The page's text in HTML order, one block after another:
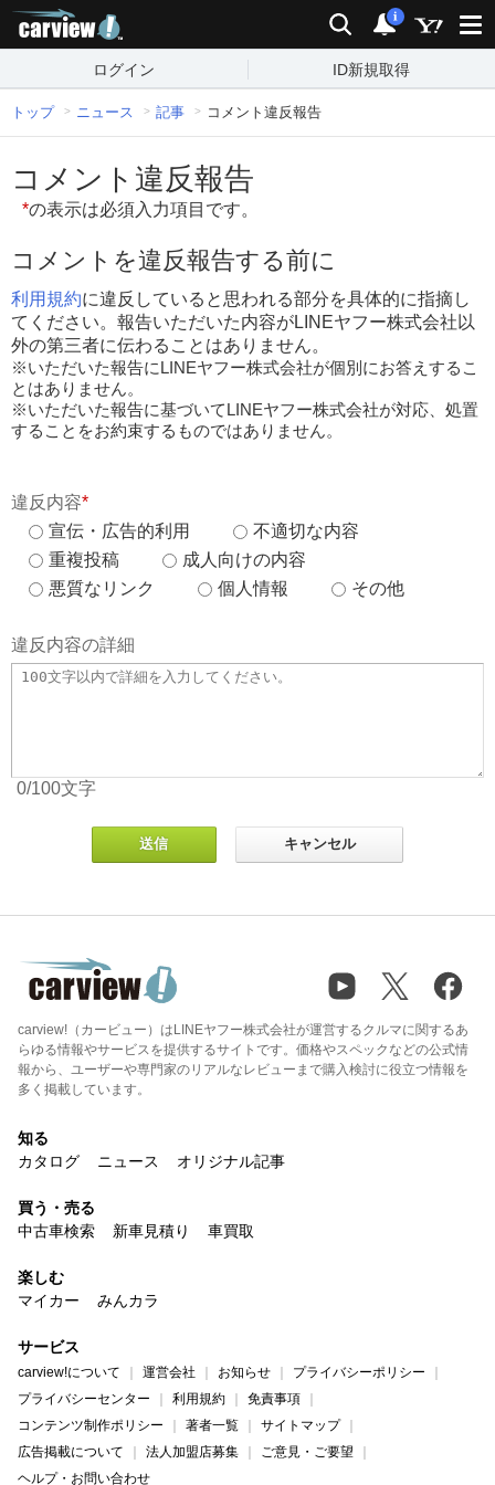
検索 通知
i
ログイン ID新規取得
トップ ニュース 記事 コメント違反報告
コメント違反報告
*の表示は必須入力項目です。
コメントを違反報告する前に
利用規約に違反していると思われる部分を具体的に指摘し
てください。報告いただいた内容がLINEヤフー株式会社以
外の第三者に伝わることはありません。
※いただいた報告にLINEヤフー株式会社が個別にお答えするこ
とはありません。
※いただいた報告に基づいてLINEヤフー株式会社が対応、処置
することをお約束するものではありません。
違反内容*
宣伝・広告的利用
不適切な内容
重複投稿
成人向けの内容
悪質なリンク
個人情報 その他
違反内容の詳細
0/100文字
carview!（カービュー）はLINEヤフー株式会社が運営するクルマに関するあ
らゆる情報やサービスを提供するサイトです。価格やスペックなどの公式情
報から、ユーザーや専門家のリアルなレビューまで購入検討に役立つ情報を
多く掲載しています。
知る
カタログ
ニュース オリジナル記事
買う・売る
中古車検索
新車見積り 車買取
楽しむ
マイカー
みんカラ
サービス
carview!について 運営会社 お知らせ
プライバシーポリシー
プライバシーセンター
利用規約
免責事項
コンテンツ制作ポリシー
著者一覧
サイトマップ
広告掲載について
法人加盟店募集
ご意見・ご要望
ヘルプ・お問い合わせ